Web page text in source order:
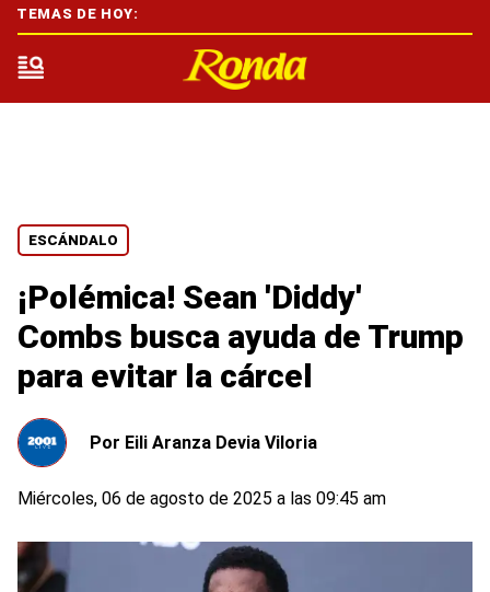
ESCÁNDALO
¡Polémica! Sean 'Diddy'
Combs busca ayuda de Trump
para evitar la cárcel
Por Eili Aranza Devia Viloria
Miércoles, 06 de agosto de 2025 a las 09:45 am
TEMAS DE HOY: